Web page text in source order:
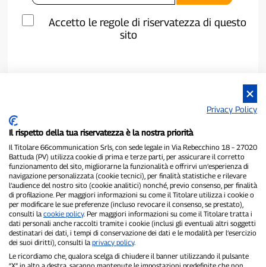
Accetto le regole di riservatezza di questo
sito
P300.it è una Testata Giornalistica indipendente
Registrazione numero 1/2021 del 1/2/2021 - Tribunale di Pavia
Proprietario ed editore:66communication Srls- P.IVA
02798890188
Direttore Responsabile:Alessandro Secchi- Vicedirettore:Federico
Benedusi
Privacy Policy
Il rispetto della tua riservatezza è la nostra priorità
Il Titolare 66communication Srls, con sede legale in Via Rebecchino 18 – 27020
Battuda (PV) utilizza cookie di prima e terze parti, per assicurare il corretto
funzionamento del sito, migliorarne la funzionalità e offrirvi un’esperienza di
navigazione personalizzata (cookie tecnici), per finalità statistiche e rilevare
l’audience del nostro sito (cookie analitici) nonché, previo consenso, per finalità
di profilazione. Per maggiori informazioni su come il Titolare utilizza i cookie o
per modificare le sue preferenze (incluso revocare il consenso, se prestato),
consulti la cookie policy. Per maggiori informazioni su come il Titolare tratta i
dati personali anche raccolti tramite i cookie (inclusi gli eventuali altri soggetti
destinatari dei dati, i tempi di conservazione dei dati e le modalità per l’esercizio
dei suoi diritti), consulti la privacy policy.
Le ricordiamo che, qualora scelga di chiudere il banner utilizzando il pulsante